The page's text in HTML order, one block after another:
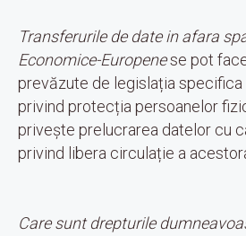
Transferurile de date in afara
Economice-Europenese pot
prevăzute de legislația specifica
privind protecția persoanelor
privește prelucrarea datelor cu
privind libera circulație a
Care sunt drepturile